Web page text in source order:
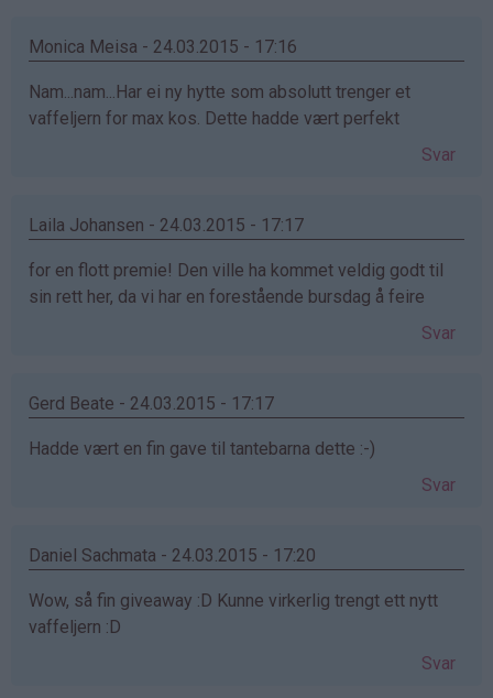
Monica Meisa - 24.03.2015 - 17:16
Nam...nam...Har ei ny hytte som absolutt trenger et
vaffeljern for max kos. Dette hadde vært perfekt
Svar
Laila Johansen - 24.03.2015 - 17:17
for en flott premie! Den ville ha kommet veldig godt til
sin rett her, da vi har en forestående bursdag å feire
Svar
Gerd Beate - 24.03.2015 - 17:17
Hadde vært en fin gave til tantebarna dette :-)
Svar
Daniel Sachmata - 24.03.2015 - 17:20
Wow, så fin giveaway :D Kunne virkerlig trengt ett nytt
vaffeljern :D
Svar